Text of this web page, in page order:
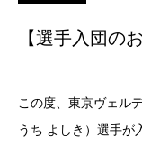
【選手入団の
この度、東京ヴェル
うち よしき）選手が